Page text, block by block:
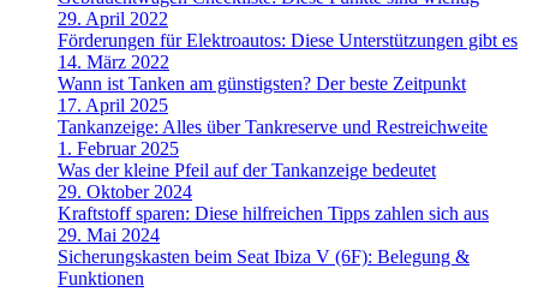
29. April 2022
Förderungen für Elektroautos: Diese Unterstützungen gibt es
14. März 2022
Wann ist Tanken am günstigsten? Der beste Zeitpunkt
17. April 2025
Tankanzeige: Alles über Tankreserve und Restreichweite
1. Februar 2025
Was der kleine Pfeil auf der Tankanzeige bedeutet
29. Oktober 2024
Kraftstoff sparen: Diese hilfreichen Tipps zahlen sich aus
29. Mai 2024
Sicherungskasten beim Seat Ibiza V (6F): Belegung &
Funktionen